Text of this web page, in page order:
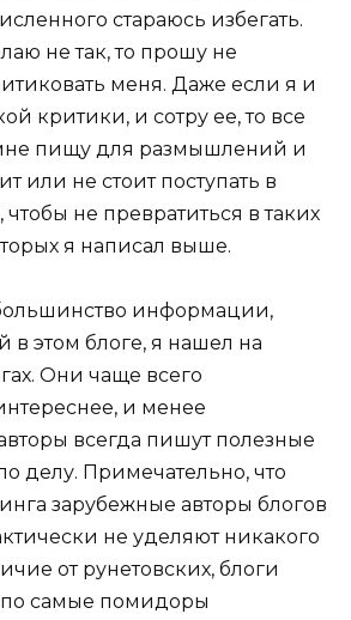
стараюсь избегать.
не так, то прошу не
меня. Даже если я и
критики, и сотру ее, то все
пищу для размышлений и
или не стоит поступать в
не превратиться в таких
я написал выше.
информации,
в этом блоге, я нашел на
Они чаще всего
и менее
всегда пишут полезные
делу. Примечательно, что
зарубежные авторы блогов
не уделяют никакого
от рунетовских, блоги
по самые помидоры